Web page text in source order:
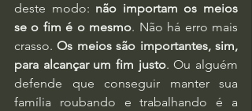
deste modo: não importam os meios
se o fim é o mesmo. Não há erro mais
crasso. Os meios são importantes, sim,
para alcançar um fim justo. Ou alguém
defende que conseguir manter sua
família roubando e trabalhando é a